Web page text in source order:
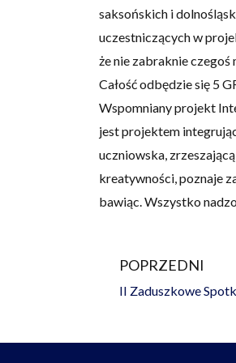
saksońskich i
uczestniczących w
że nie zabraknie czegoś
Całość odbędzie się 5
Wspomniany projekt
jest projektem
uczniowska,
kreatywności, poznaje
bawiąc. Wszystko
Prev
POPRZEDNI
II Zaduszkowe